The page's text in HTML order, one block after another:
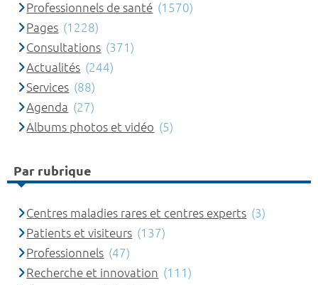
Professionnels de santé (1570)
Pages (1228)
Consultations (371)
Actualités (244)
Services (88)
Agenda (27)
Albums photos et vidéo (5)
Par rubrique
Centres maladies rares et centres experts (3)
Patients et visiteurs (137)
Professionnels (47)
Recherche et innovation (111)